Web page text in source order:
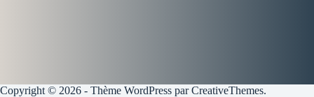
Copyright © 2026 - Thème WordPress parCreativeThemes.